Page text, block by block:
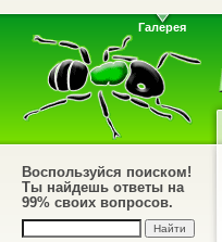
Галерея
Воспользуйся поиском!
Ты найдешь ответы на
99% своих вопросов.